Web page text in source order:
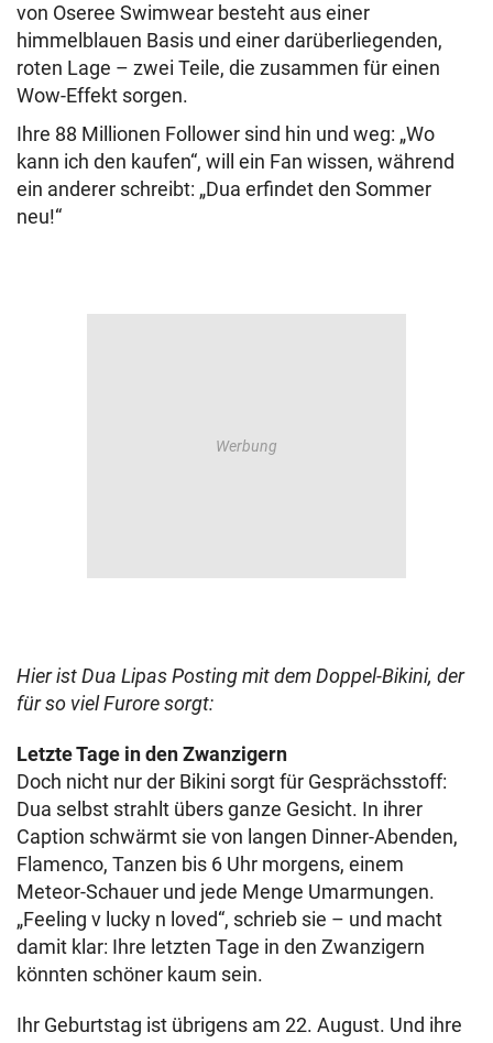
von Oseree Swimwear besteht aus einer
himmelblauen Basis und einer darüberliegenden,
roten Lage – zwei Teile, die zusammen für einen
Wow-Effekt sorgen.
Ihre 88 Millionen Follower sind hin und weg: „Wo
kann ich den kaufen“, will ein Fan wissen, während
ein anderer schreibt: „Dua erfindet den Sommer
neu!“
Hier ist Dua Lipas Posting mit dem Doppel-Bikini, der
für so viel Furore sorgt:
Letzte Tage in den Zwanzigern
Doch nicht nur der Bikini sorgt für Gesprächsstoff:
Dua selbst strahlt übers ganze Gesicht. In ihrer
Caption schwärmt sie von langen Dinner-Abenden,
Flamenco, Tanzen bis 6 Uhr morgens, einem
Meteor-Schauer und jede Menge Umarmungen.
„Feeling v lucky n loved“, schrieb sie – und macht
damit klar: Ihre letzten Tage in den Zwanzigern
könnten schöner kaum sein.
Ihr Geburtstag ist übrigens am 22. August. Und ihre